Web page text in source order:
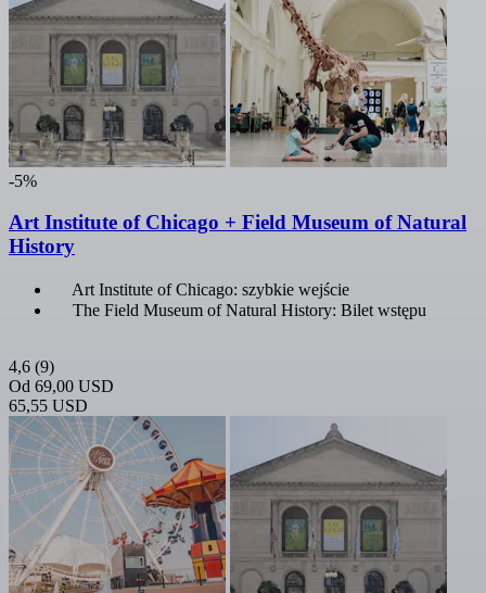
-5%
Art Institute of Chicago + Field Museum of Natural
History
Art Institute of Chicago: szybkie wejście
The Field Museum of Natural History: Bilet wstępu
4,6 (9)
Od 69,00 USD
65,55 USD